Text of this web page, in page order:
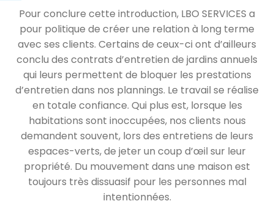
Pour conclure cette introduction, LBO SERVICES a
pour politique de créer une relation à long terme
avec ses clients. Certains de ceux-ci ont d’ailleurs
conclu des contrats d’entretien de jardins annuels
qui leurs permettent de bloquer les prestations
d’entretien dans nos plannings. Le travail se réalise
en totale confiance. Qui plus est, lorsque les
habitations sont inoccupées, nos clients nous
demandent souvent, lors des entretiens de leurs
espaces-verts, de jeter un coup d’œil sur leur
propriété. Du mouvement dans une maison est
toujours très dissuasif pour les personnes mal
intentionnées.